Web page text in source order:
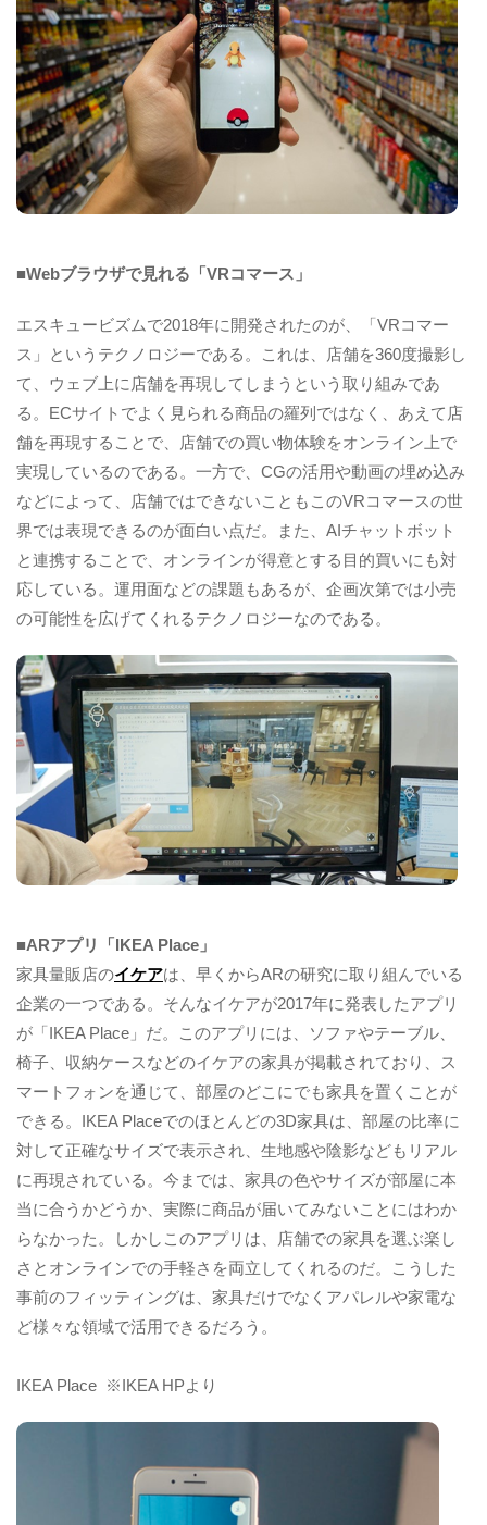
■Webブラウザで見れる「VRコマース」
エスキュービズムで2018年に開発されたのが、「VRコマー
ス」というテクノロジーである。これは、店舗を360度撮影し
て、ウェブ上に店舗を再現してしまうという取り組みであ
る。ECサイトでよく見られる商品の羅列ではなく、あえて店
舗を再現することで、店舗での買い物体験をオンライン上で
実現しているのである。一方で、CGの活用や動画の埋め込み
などによって、店舗ではできないこともこのVRコマースの世
界では表現できるのが面白い点だ。また、AIチャットボット
と連携することで、オンラインが得意とする目的買いにも対
応している。運用面などの課題もあるが、企画次第では小売
の可能性を広げてくれるテクノロジーなのである。
■ARアプリ「IKEA Place」
家具量販店のイケアは、早くからARの研究に取り組んでいる
企業の一つである。そんなイケアが2017年に発表したアプリ
が「IKEA Place」だ。このアプリには、ソファやテーブル、
椅子、収納ケースなどのイケアの家具が掲載されており、ス
マートフォンを通じて、部屋のどこにでも家具を置くことが
できる。IKEA Placeでのほとんどの3D家具は、部屋の比率に
対して正確なサイズで表示され、生地感や陰影などもリアル
に再現されている。今までは、家具の色やサイズが部屋に本
当に合うかどうか、実際に商品が届いてみないことにはわか
らなかった。しかしこのアプリは、店舗での家具を選ぶ楽し
さとオンラインでの手軽さを両立してくれるのだ。こうした
事前のフィッティングは、家具だけでなくアパレルや家電な
ど様々な領域で活用できるだろう。
IKEA Place ※IKEA HPより